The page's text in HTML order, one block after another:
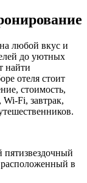
любой вкус и
до уютных
найти
отеля стоит
стоимость,
Fi, завтрак,
в